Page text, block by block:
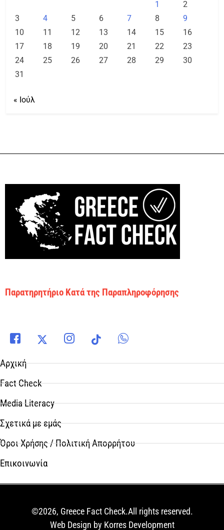
1
2
3
4 5 6 7 8
9
10
11 12 13 14 15
16
17
18 19 20 21 22
23
24
25 26 27 28 29
30
31
« Ιούλ
Παρατηρητήριο Κατά της Παραπληροφόρησης
Αρχική
Fact Check
Media Literacy
Σχετικά με εμάς
Όροι Χρήσης / Πολιτική Απορρήτου
Επικοινωνία
©2026, Greece Fact Check.All rights reserved.
Web Design by Korres Development